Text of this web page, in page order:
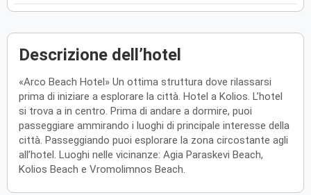
Descrizione dell’hotel
«Arco Beach Hotel» Un ottima struttura dove rilassarsi
prima di iniziare a esplorare la città. Hotel a Kolios. L’hotel
si trova a in centro. Prima di andare a dormire, puoi
passeggiare ammirando i luoghi di principale interesse della
città. Passeggiando puoi esplorare la zona circostante agli
all’hotel. Luoghi nelle vicinanze: Agia Paraskevi Beach,
Kolios Beach e Vromolimnos Beach.